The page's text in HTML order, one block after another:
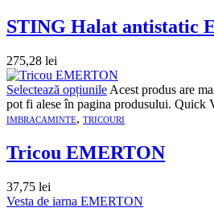
STING Halat antistatic
275,28 lei
Selectează opțiunile Acest produs are
pot fi alese în pagina produsului. Quick
IMBRACAMINTE, TRICOURI
Tricou EMERTON
37,75 lei
Vesta de iarna EMERTON